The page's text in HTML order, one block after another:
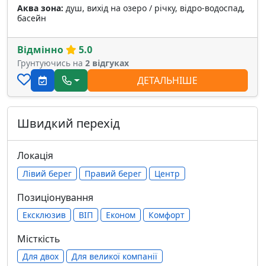
Аква зона: душ, вихід на озеро / річку, відро-водоспад,
басейн
Відмінно 5.0
Грунтуючись на 2 відгуках
ДЕТАЛЬНІШЕ
Швидкий перехід
Локація
Лівий берег Правий берег Центр
Позиціонування
Ексклюзив ВІП Економ Комфорт
Місткість
Для двох Для великої компанії